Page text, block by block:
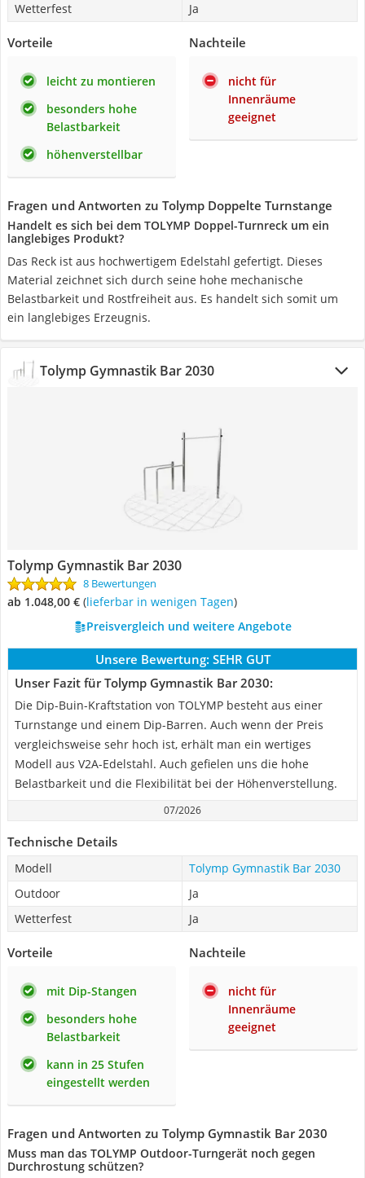
Wetterfest
Ja
Vorteile
leicht zu montieren
besonders hohe
Belastbarkeit
höhenverstellbar
Nachteile
nicht für
Innenräume
geeignet
Fragen und Antworten zu Tolymp Doppelte Turnstange
Handelt es sich bei dem TOLYMP Doppel-Turnreck um ein
langlebiges Produkt?
Das Reck ist aus hochwertigem Edelstahl gefertigt. Dieses
Material zeichnet sich durch seine hohe mechanische
Belastbarkeit und Rostfreiheit aus. Es handelt sich somit um
ein langlebiges Erzeugnis.
Tolymp Gymnastik Bar 2030
Tolymp Gymnastik Bar 2030
8 Bewertungen
ab 1.048,00 € ( Lieferbar in wenigen Tagen)
Preisvergleich und weitere Angebote
Unsere Bewertung: SEHR GUT
Unser Fazit für Tolymp Gymnastik Bar 2030:
Die Dip-Buin-Kraftstation von TOLYMP besteht aus einer
Turnstange und einem Dip-Barren. Auch wenn der Preis
vergleichsweise sehr hoch ist, erhält man ein wertiges
Modell aus V2A-Edelstahl. Auch gefielen uns die hohe
Belastbarkeit und die Flexibilität bei der Höhenverstellung.
07/2026
Technische Details
Modell
Tolymp Gymnastik Bar 2030
Outdoor
Ja
Wetterfest
Ja
Vorteile
mit Dip-Stangen
besonders hohe
Belastbarkeit
kann in 25 Stufen
eingestellt werden
Nachteile
nicht für
Innenräume
geeignet
Fragen und Antworten zu Tolymp Gymnastik Bar 2030
Muss man das TOLYMP Outdoor-Turngerät noch gegen
Durchrostung schützen?